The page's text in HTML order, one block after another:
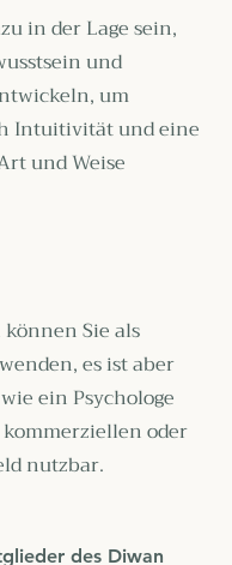
in der Lage sein,
und
um
Intuitivität und eine
und Weise
können Sie als
es ist aber
ein Psychologe
oder
nutzbar.
des Diwan